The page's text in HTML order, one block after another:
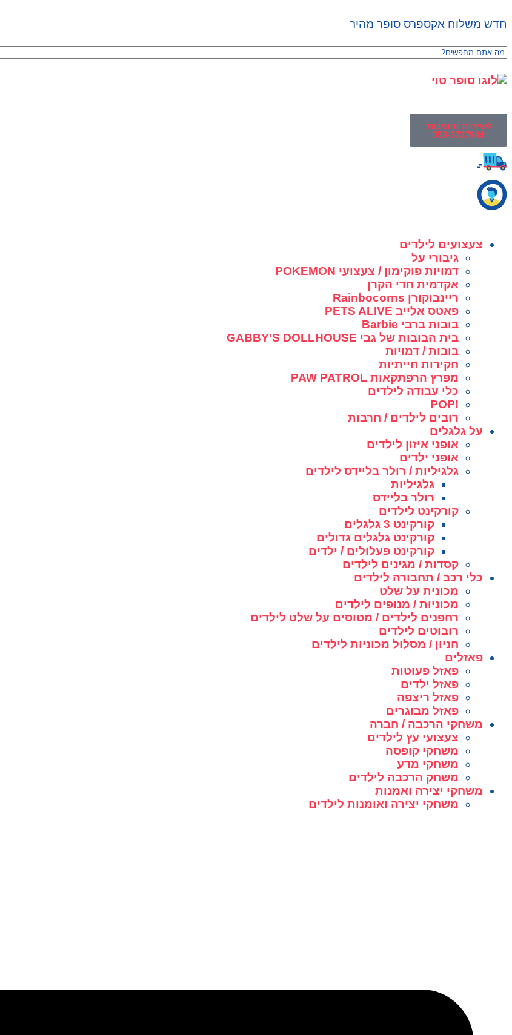
חדש משלוח אקספרס סופר מהיר
לשירות והזמנות:
053-3737944
צעצועים לילדים
גיבורי על
דמויות פוקימון / צעצועי POKEMON
אקדמית חדי הקרן
ריינבוקורן Rainbocorns
פאטס אלייב PETS ALIVE
בובות ברבי Barbie
בית הבובות של גבי GABBY'S DOLLHOUSE
בובות / דמויות
חקירות חייתיות
מפרץ הרפתקאות PAW PATROL
כלי עבודה לילדים
!POP
רובים לילדים / חרבות
על גלגלים
אופני איזון לילדים
אופני ילדים
גלגיליות / רולר בליידס לילדים
גלגיליות
רולר בליידס
קורקינט לילדים
קורקינט 3 גלגלים
קורקינט גלגלים גדולים
קורקינט פעלולים / ילדים
קסדות / מגינים לילדים
כלי רכב / תחבורה לילדים
מכונית על שלט
מכוניות / מנופים לילדים
רחפנים לילדים / מטוסים על שלט לילדים
רובוטים לילדים
חניון / מסלול מכוניות לילדים
פאזלים
פאזל פעוטות
פאזל ילדים
פאזל ריצפה
פאזל מבוגרים
משחקי הרכבה / חברה
צעצועי עץ לילדים
משחקי קופסה
משחקי מדע
משחק הרכבה לילדים
משחקי יצירה ואמנות
משחקי יצירה ואומנות לילדים